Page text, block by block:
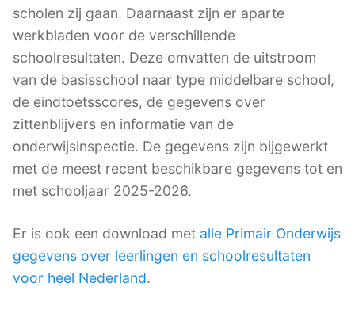
scholen zij gaan. Daarnaast zijn er aparte
werkbladen voor de verschillende
schoolresultaten. Deze omvatten de uitstroom
van de basisschool naar type middelbare school,
de eindtoetsscores, de gegevens over
zittenblijvers en informatie van de
onderwijsinspectie. De gegevens zijn bijgewerkt
met de meest recent beschikbare gegevens tot en
met schooljaar 2025-2026.
Er is ook een download met alle Primair Onderwijs
gegevens over leerlingen en schoolresultaten
voor heel Nederland.